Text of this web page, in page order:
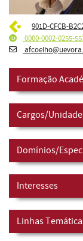
901D-CFCB-
0000-0002-0255-
Formação
Cargos/
Domínios/
Interesses
Linhas